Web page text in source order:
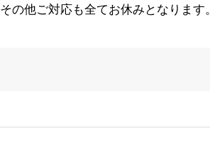
その他ご対応も全てお休みとなります。